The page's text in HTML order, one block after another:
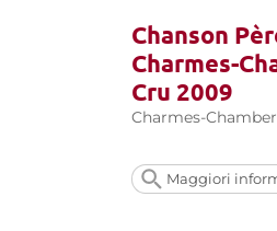
Chanson
Charmes-
Cru 2009
Charmes-
Maggiori